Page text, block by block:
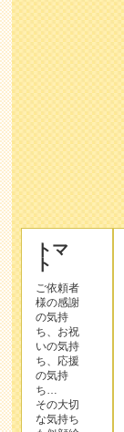
トマ
ト
ご依頼者
様の感謝
の気持
いの気持
ち、応援
ち…
その大切
な気持ち
も似顔絵
に込め
て、一枚
一枚心を
込めて描
かせてい
ただいて